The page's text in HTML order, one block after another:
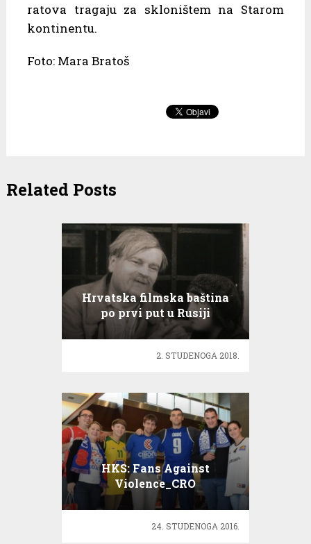
ratova tragaju za skloništem na Starom
kontinentu.
Foto: Mara Bratoš
Related Posts
Hrvatska filmska baština
po prvi put u Rusiji
2. STUDENOGA 2018.
HKS: Fans Against
Violence_CRO
24. STUDENOGA 2016.